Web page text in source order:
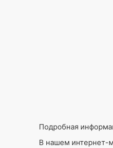
Подробная
В нашем интернет-